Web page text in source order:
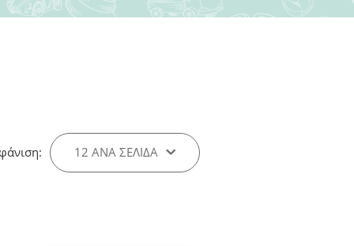
12 ΑΝΑ ΣΕΛΊΔΑ